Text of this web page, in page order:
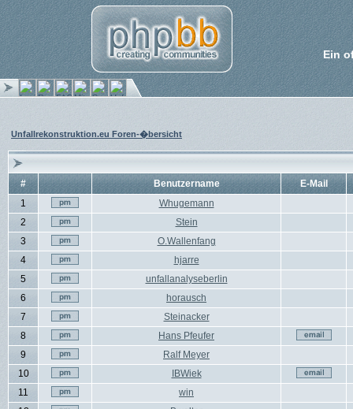
Ein
Unfallrekonstruktion.eu Foren-�bersicht
# Benutzername
E-Mail
1
Whugemann
2
Stein
3
O.Wallenfang
4
hjarre
5
unfallanalyseberlin
6
horausch
7
Steinacker
8
Hans Pfeufer
9
Ralf Meyer
10
IBWiek
11
win